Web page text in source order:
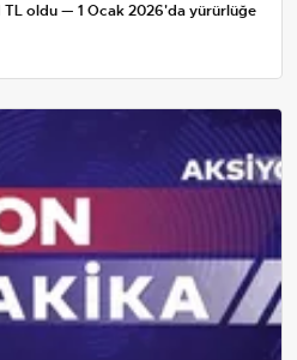
TL oldu — 1 Ocak 2026'da yürürlüğe